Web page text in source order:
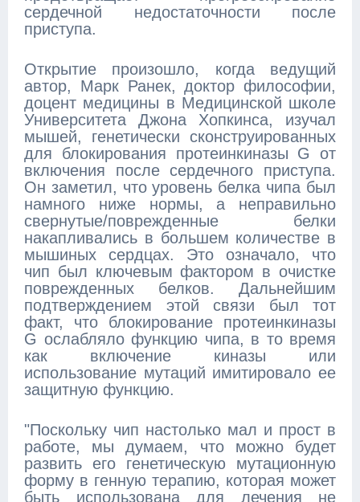
сердечной недостаточности после
приступа.
Открытие произошло, когда ведущий
автор, Марк Ранек, доктор философии,
доцент медицины в Медицинской школе
Университета Джона Хопкинса, изучал
мышей, генетически сконструированных
для блокирования протеинкиназы G от
включения после сердечного приступа.
Он заметил, что уровень белка чипа был
намного ниже нормы, а неправильно
свернутые/поврежденные белки
накапливались в большем количестве в
мышиных сердцах. Это означало, что
чип был ключевым фактором в очистке
поврежденных белков. Дальнейшим
подтверждением этой связи был тот
факт, что блокирование протеинкиназы
G ослабляло функцию чипа, в то время
как включение киназы или
использование мутаций имитировало ее
защитную функцию.
"Поскольку чип настолько мал и прост в
работе, мы думаем, что можно будет
развить его генетическую мутационную
форму в генную терапию, которая может
быть использована для лечения не